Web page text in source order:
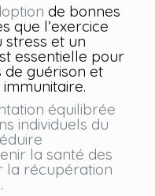
de bonnes
que l’exercice
stress et un
essentielle pour
guérison et
équilibrée
individuels du
la santé des
la récupération